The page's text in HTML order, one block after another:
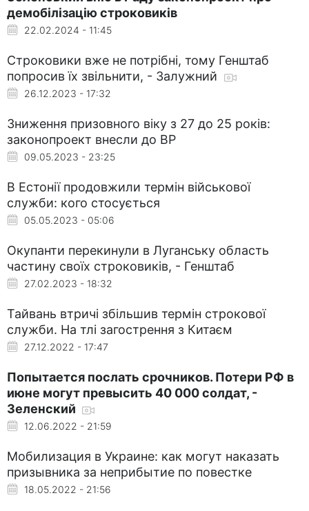
демобілізацію строковиків
22.02.2024 - 11:45
Строковики вже не потрібні, тому Генштаб
попросив їх звільнити, - Залужний
26.12.2023 - 17:32
Зниження призовного віку з 27 до 25 років:
законопроект внесли до ВР
09.05.2023 - 23:25
В Естонії продовжили термін військової
служби: кого стосується
05.05.2023 - 05:06
Окупанти перекинули в Луганську область
частину своїх строковиків, - Генштаб
27.02.2023 - 18:32
Тайвань втричі збільшив термін строкової
служби. На тлі загострення з Китаєм
27.12.2022 - 17:47
Попытается послать срочников. Потери РФ в
июне могут превысить 40 000 солдат, -
Зеленский
12.06.2022 - 21:59
Мобилизация в Украине: как могут наказать
призывника за неприбытие по повестке
18.05.2022 - 21:56